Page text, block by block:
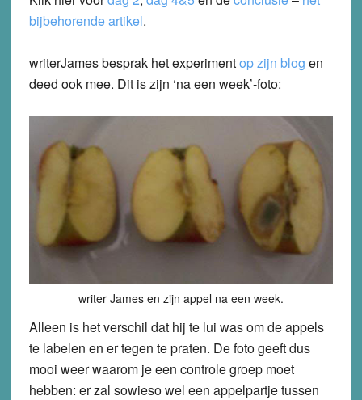
bijbehorende artikel.
writerJames besprak het experimentop zijn blog en
deed ook mee. Dit is zijn ‘na een week’-foto:
writer James en zijn appel na een week.
Alleen is het verschil dat hij te lui was om de appels
te labelen en er tegen te praten. De foto geeft dus
mooi weer waarom je een controle groep moet
hebben: er zal sowieso wel een appelpartje tussen